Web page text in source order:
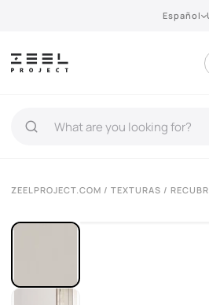
Español
ZEELPROJECT.COM / TEXTURAS /